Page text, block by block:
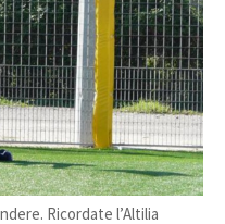
Ricordate l’Altilia